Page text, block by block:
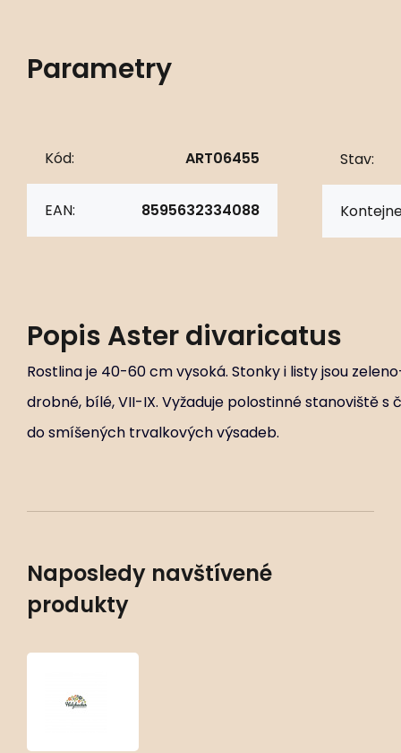
Parametry
Kód: ART06455
EAN: 8595632334088
Stav:
Popis Aster divaricatus
Rostlina je 40-60 cm vysoká. Stonky i listy jsou
drobné, bílé, VII-IX. Vyžaduje polostinné stanoviště s
do smíšených trvalkových výsadeb.
Naposledy navštívené
produkty